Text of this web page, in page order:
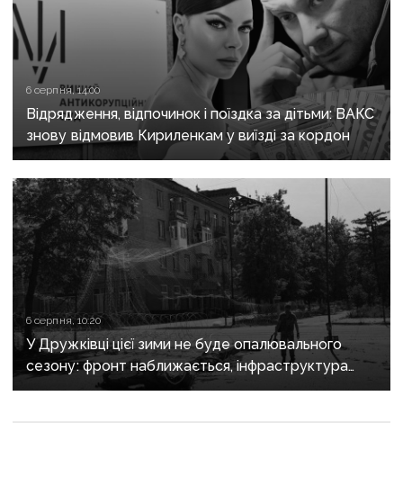
6 серпня, 14:00
Відрядження, відпочинок і поїздка за дітьми: ВАКС
знову відмовив Кириленкам у виїзді за кордон
6 серпня, 10:20
У Дружківці цієї зими не буде опалювального
сезону: фронт наближається, інфраструктура
критично зруйнована